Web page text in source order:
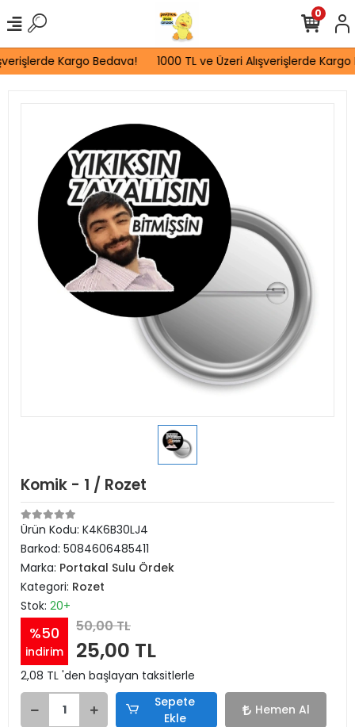
Kargo Bedava! 1000 TL ve Üzeri Alışverişlerde Kargo
0
Komik - 1 / Rozet
Ürün Kodu: K4K6B30LJ4
Barkod: 5084606485411
Marka: Portakal Sulu Ördek
Kategori: Rozet
Stok: 20+
%50
indirim
50,00 TL
25,00 TL
2,08 TL 'den başlayan taksitlerle
Sepete
Ekle
Hemen Al